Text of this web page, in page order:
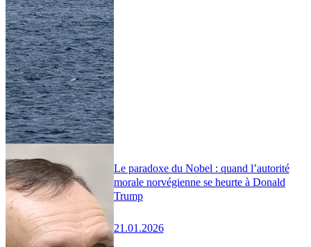
Le paradoxe du Nobel : quand l’autorité
morale norvégienne se heurte à Donald
Trump
21.01.2026